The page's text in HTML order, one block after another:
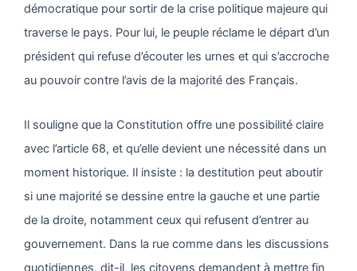
démocratique pour sortir de la crise politique majeure qui
traverse le pays. Pour lui, le peuple réclame le départ d’un
président qui refuse d’écouter les urnes et qui s’accroche
au pouvoir contre l’avis de la majorité des Français.
Il souligne que la Constitution offre une possibilité claire
avec l’article 68, et qu’elle devient une nécessité dans un
moment historique. Il insiste : la destitution peut aboutir
si une majorité se dessine entre la gauche et une partie
de la droite, notamment ceux qui refusent d’entrer au
gouvernement. Dans la rue comme dans les discussions
quotidiennes, dit-il, les citoyens demandent à mettre fin